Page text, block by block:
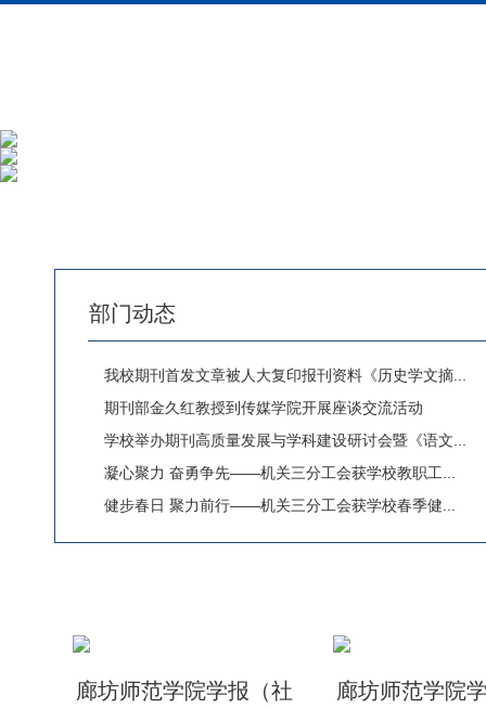
部门动态
我校期刊首发文章被人大复印报刊资料《历史学文摘...
期刊部金久红教授到传媒学院开展座谈交流活动
学校举办期刊高质量发展与学科建设研讨会暨《语文...
凝心聚力 奋勇争先——机关三分工会获学校教职工...
健步春日 聚力前行——机关三分工会获学校春季健...
廊坊师范学院学报（社
廊坊师范学院